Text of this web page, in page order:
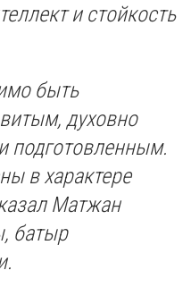
и стойкость
быть
духовно
подготовленным.
в характере
Матжан
батыр